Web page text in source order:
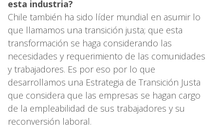
esta industria?
Chile también ha sido líder mundial en asumir lo
que llamamos una transición justa; que esta
transformación se haga considerando las
necesidades y requerimiento de las comunidades
y trabajadores. Es por eso por lo que
desarrollamos una Estrategia de Transición Justa
que considera que las empresas se hagan cargo
de la empleabilidad de sus trabajadores y su
reconversión laboral.